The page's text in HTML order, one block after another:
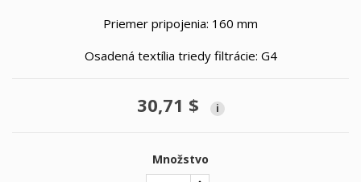
Priemer pripojenia: 160 mm
Osadená textília triedy filtrácie: G4
30,71 $ i
Množstvo